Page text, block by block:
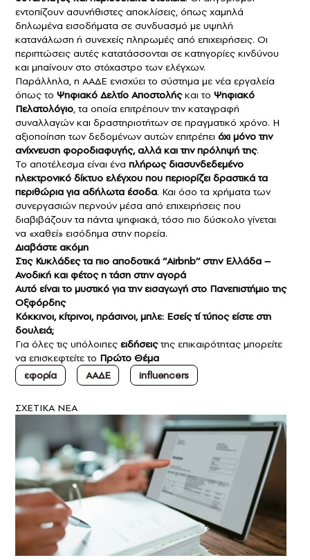
εντοπίζουν ασυνήθιστες αποκλίσεις, όπως χαμηλά
δηλωμένα εισοδήματα σε συνδυασμό με υψηλή
κατανάλωση ή συνεχείς πληρωμές από επιχειρήσεις. Οι
περιπτώσεις αυτές κατατάσσονται σε κατηγορίες κινδύνου
και μπαίνουν στο στόχαστρο των ελέγχων.
Παράλληλα, η ΑΑΔΕ ενισχύει το σύστημα με νέα εργαλεία
όπως το Ψηφιακό Δελτίο Αποστολήςκαι το Ψηφιακό
Πελατολόγιο, τα οποία επιτρέπουν την καταγραφή
συναλλαγών και δραστηριοτήτων σε πραγματικό χρόνο. Η
αξιοποίηση των δεδομένων αυτών επιτρέπει όχι μόνο την
ανίχνευση φοροδιαφυγής, αλλά και την πρόληψή της.
Το αποτέλεσμα είναι ένα πλήρως διασυνδεδεμένο
ηλεκτρονικό δίκτυο ελέγχου που περιορίζει δραστικά τα
περιθώρια για αδήλωτα έσοδα. Και όσο τα χρήματα των
συνεργασιών περνούν μέσα από επιχειρήσεις που
διαβιβάζουν τα πάντα ψηφιακά, τόσο πιο δύσκολο γίνεται
να «χαθεί» εισόδημα στην πορεία.
Διαβάστε ακόμη
Στις Κυκλάδες τα πιο αποδοτικά ‘’Airbnb’’ στην Ελλάδα –
Ανοδική και φέτος η τάση στην αγορά
Αυτό είναι το μυστικό για την εισαγωγή στο Πανεπιστήμιο της
Οξφόρδης
Κόκκινοι, κίτρινοι, πράσινοι, μπλε: Εσείς τί τύπος είστε στη
δουλειά;
Για όλες τις υπόλοιπες ειδήσειςτης επικαιρότητας μπορείτε
να επισκεφτείτε το Πρώτο Θέμα
εφορία
ΑΑΔΕ influencers
ΣXETIKA NEA